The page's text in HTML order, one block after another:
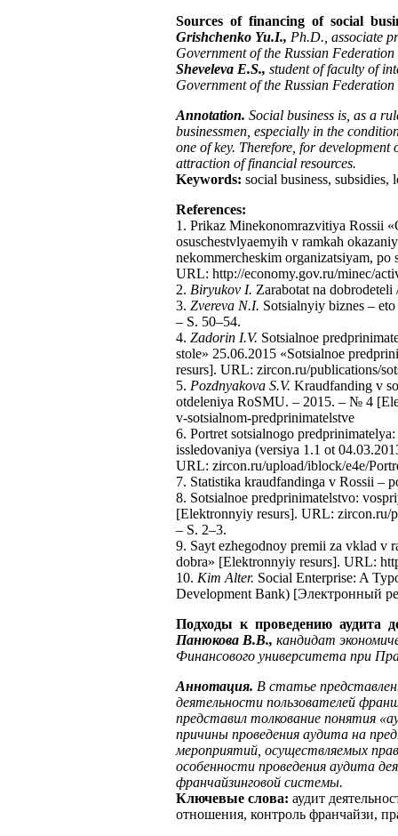
Sources of financing of social
Grishchenko Yu.I., Ph.D., associate
Government of the Russian Federation
Sheveleva E.S., student of faculty of
Government of the Russian Federation
Annotation. Social business is, as a
businessmen, especially in the
one of key. Therefore, for development
attraction of financial resources.
Keywords: social business,
References:
1. Prikaz Minekonomrazvitiya Rossii
osuschestvlyaemyih v ramkah
nekommercheskim organizatsiyam,
URL: http://economy.gov.ru/minec/
2. Biryukov I. Zarabotat na
3. Zvereva N.I. Sotsialnyiy biznes –
– S. 50–54.
4. Zadorin I.V. Sotsialnoe
stole» 25.06.2015 «Sotsialnoe
resurs]. URL: zircon.ru/publications/
5. Pozdnyakova S.V. Kraudfanding v
otdeleniya RoSMU. – 2015. – № 4
v-sotsialnom-predprinimatelstve
6. Portret sotsialnogo
issledovaniya (versiya 1.1 ot
URL: zircon.ru/upload/iblock/e4e/
7. Statistika kraudfandinga v Rossii –
8. Sotsialnoe predprinimatelstvo:
[Elektronnyiy resurs]. URL: zircon.ru/
– S. 2–3.
9. Sayt ezhegodnoy premii za vklad v
dobra» [Elektronnyiy resurs]. URL:
10. Kim Alter. Social Enterprise: A
Development Bank) [Электронный
Подходы к проведению аудита
Панюкова В.В., кандидат
Финансового университета при
Аннотация. В статье
деятельности пользователей
представил толкование понятия
причины проведения аудита на
мероприятий, осуществляемых
особенности проведения аудита
франчайзинговой системы.
Ключевые слова: аудит
отношения, контроль франчайзи,